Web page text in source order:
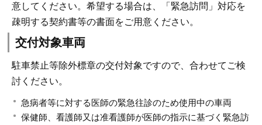
意してください。希望する場合は、「緊急訪問」対応を
疎明する契約書等の書面をご用意ください。
交付対象車両
駐車禁止等除外標章の交付対象ですので、合わせてご検
討ください。
急病者等に対する医師の緊急往診のため使用中の車両
保健師、看護師又は准看護師が医師の指示に基づく緊急訪